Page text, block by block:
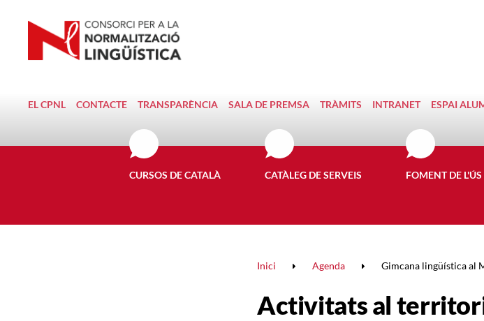
EL CPNL CONTACTE TRANSPARÈNCIA SALA DE PREMSA TRÀMITS INTRANET ESPAI
CURSOS DE CATALÀ CATÀLEG DE SERVEIS FOMENT DE L'ÚS
Inici Agenda Gimcana lingüística al
Activitats al